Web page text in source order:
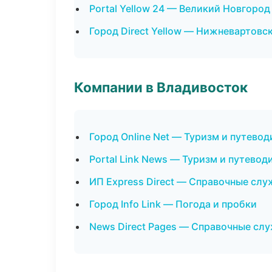
Portal Yellow 24 — Великий Новгород
Город Direct Yellow —
Компании в Владивосток
Город Online Net — Туризм и
Portal Link News — Туризм и
ИП Express Direct — Справочные
Город Info Link — Погода и пробки
News Direct Pages — Справочные